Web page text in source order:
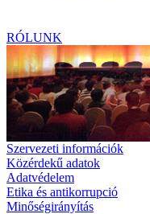
RÓLUNK
Szervezeti információk
Közérdekű adatok
Adatvédelem
Etika és antikorrupció
Minőségirányítás